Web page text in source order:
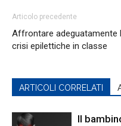
Articolo precedente
Affrontare adeguatamente
crisi epilettiche in classe
ARTICOLI CORRELATI
Il